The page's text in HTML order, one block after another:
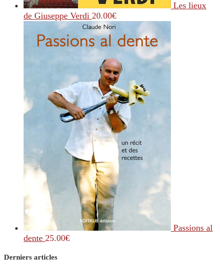
Les lieux
de Giuseppe Verdi 20.00€
Passions al
dente 25.00€
Derniers articles